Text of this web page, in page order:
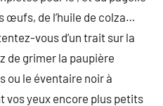
œufs, de l’huile de colza…
vous d’un trait sur la
de grimer la paupière
ou le éventaire noir à
vos yeux encore plus petits